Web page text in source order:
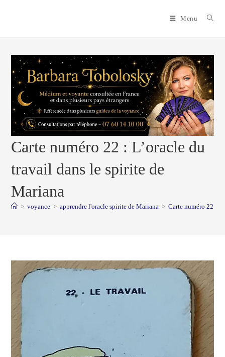
Menu
Carte numéro 22 : L’oracle du
travail dans le spirite de
Mariana
> voyance > apprendre l'oracle spirite de Mariana > Carte numéro 22 :